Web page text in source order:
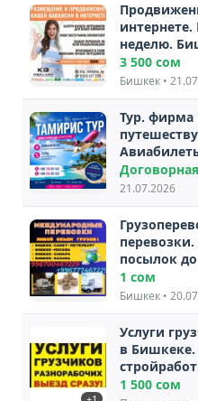
неделю.
3 500 сом
Бишкек •
Тур.
Договорная
21.07.2026
Грузоперевозки.
перевозки. Доставка грузов и
посылок
1 сом
Бишкек •
Услуги
в Бишкеке.
1 500 сом